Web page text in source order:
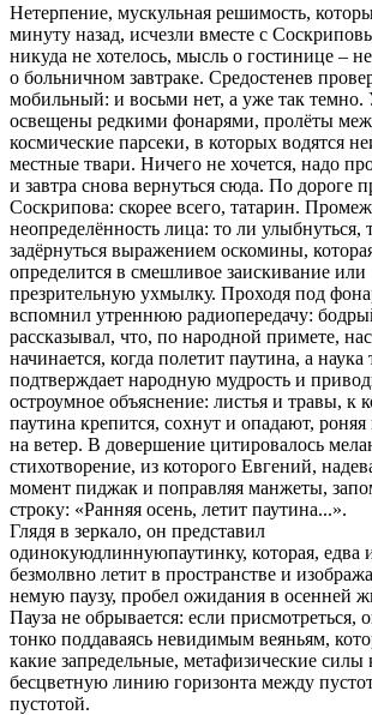
Нетерпение, мускульная решимость,
минуту назад, исчезли вместе с
никуда не хотелось, мысль о гостинице –
о больничном завтраке. Средостенев
мобильный: и восьми нет, а уже так темно.
освещены редкими фонарями, пролёты
космические парсеки, в которых водятся
местные твари. Ничего не хочется, надо
и завтра снова вернуться сюда. По дороге
Соскрипова: скорее всего, татарин.
неопределённость лица: то ли улыбнуться,
задёрнуться выражением оскомины,
определится в смешливое заискивание или
презрительную ухмылку. Проходя под
вспомнил утреннюю радиопередачу:
рассказывал, что, по народной примете,
начинается, когда полетит паутина, а наука
подтверждает народную мудрость и
остроумное объяснение: листья и травы, к
паутина крепится, сохнут и опадают,
на ветер. В довершение цитировалось
стихотворение, из которого Евгений,
момент пиджак и поправляя манжеты,
строку: «Ранняя осень, летит паутина...».
Глядя в зеркало, он представил
одинокуюдлиннуюпаутинку, которая, едва
безмолвно летит в пространстве и
немую паузу, пробел ожидания в осенней
Пауза не обрывается: если присмотреться,
тонко поддаваясь невидимым веяньям,
какие запредельные, метафизические силы
бесцветную линию горизонта между
пустотой.